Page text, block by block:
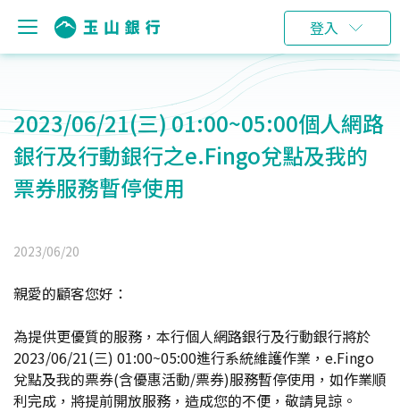
登入
2023/06/21(三) 01:00~05:00個人網路
銀行及行動銀行之e.Fingo兌點及我的
票券服務暫停使用
2023/06/20
親愛的顧客您好：
為提供更優質的服務，本行個人網路銀行及行動銀行將於
2023/06/21(三) 01:00~05:00進行系統維護作業，e.Fingo
兌點及我的票券(含優惠活動/票券)服務暫停使用，如作業順
利完成，將提前開放服務，造成您的不便，敬請見諒。